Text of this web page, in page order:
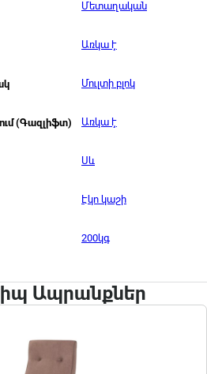
Մետաղական
Առկա է
Մուլտի բլոկ
(Գազլիֆտ) Առկա է
Սև
Էկո կաշի
200կգ
Ապրանքներ